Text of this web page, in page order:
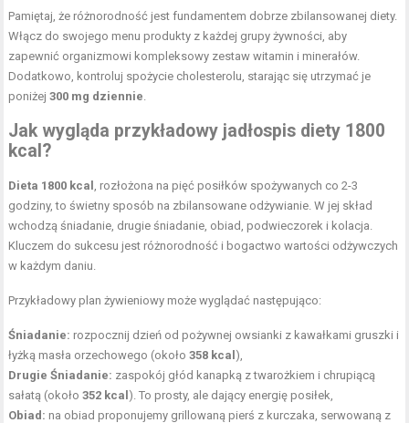
Pamiętaj, że różnorodność jest fundamentem dobrze zbilansowanej diety.
Włącz do swojego menu produkty z każdej grupy żywności, aby
zapewnić organizmowi kompleksowy zestaw witamin i minerałów.
Dodatkowo, kontroluj spożycie cholesterolu, starając się utrzymać je
poniżej300 mg dziennie.
Jak wygląda przykładowy jadłospis diety 1800
kcal?
Dieta 1800 kcal , rozłożona na pięć posiłków spożywanych co 2-3
godziny, to świetny sposób na zbilansowane odżywianie. W jej skład
wchodzą śniadanie, drugie śniadanie, obiad, podwieczorek i kolacja.
Kluczem do sukcesu jest różnorodność i bogactwo wartości odżywczych
w każdym daniu.
Przykładowy plan żywieniowy może wyglądać następująco:
Śniadanie: rozpocznij dzień od pożywnej owsianki z kawałkami gruszki i
łyżką masła orzechowego (około358 kcal ),
Drugie Śniadanie: zaspokój głód kanapką z twarożkiem i chrupiącą
sałatą (około352 kcal ). To prosty, ale dający energię posiłek,
Obiad: na obiad proponujemy grillowaną pierś z kurczaka, serwowaną z